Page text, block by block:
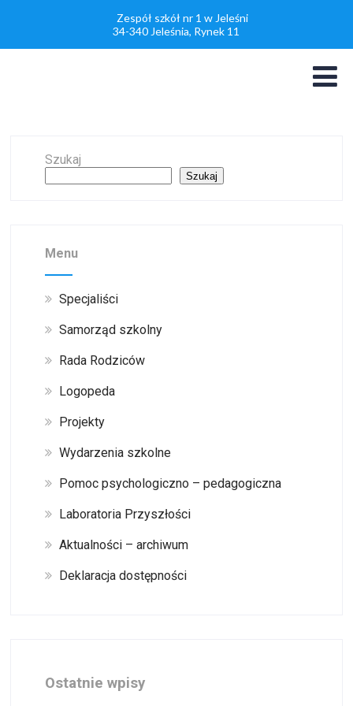
Zespół szkół nr 1 w Jeleśni
34-340 Jeleśnia, Rynek 11
Szukaj
Szukaj
Menu
Specjaliści
Samorząd szkolny
Rada Rodziców
Logopeda
Projekty
Wydarzenia szkolne
Pomoc psychologiczno – pedagogiczna
Laboratoria Przyszłości
Aktualności – archiwum
Deklaracja dostępności
Ostatnie wpisy